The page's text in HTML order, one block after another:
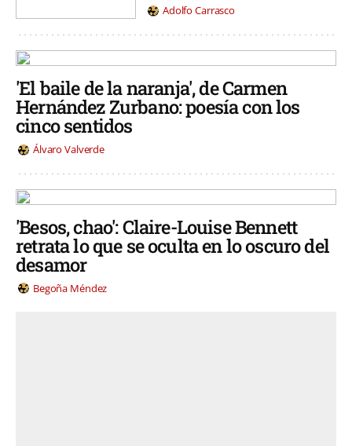
Adolfo Carrasco
'El baile de la naranja', de Carmen
Hernández Zurbano: poesía con los
cinco sentidos
Álvaro Valverde
'Besos, chao': Claire-Louise Bennett
retrata lo que se oculta en lo oscuro del
desamor
Begoña Méndez